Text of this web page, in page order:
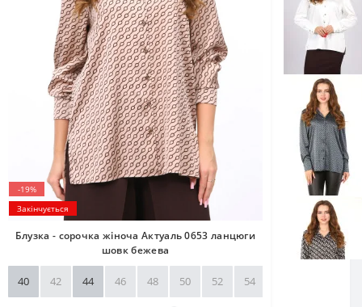
-19%
Закінчується
Блузка - сорочка жіноча Актуаль 0653 ланцюги
шовк бежева
40 42 44 46 48 50 52 54